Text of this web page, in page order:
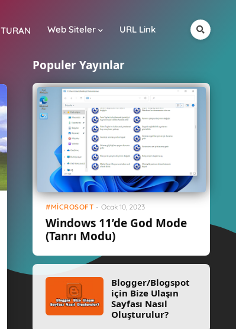
TURAN Web Siteler URL Link
Populer Yayınlar
MICROSOFT - Ocak 10, 2023
Windows 11’de God Mode
(Tanrı Modu)
Blogger/Blogspot
için Bize Ulaşın
Sayfası Nasıl
Oluşturulur?